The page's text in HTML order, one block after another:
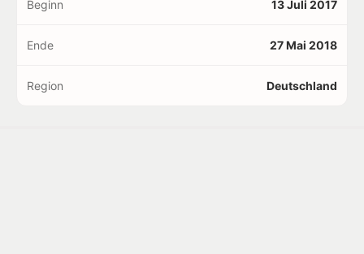
Beginn 13 Juli 2017
Ende 27 Mai 2018
Region Deutschland